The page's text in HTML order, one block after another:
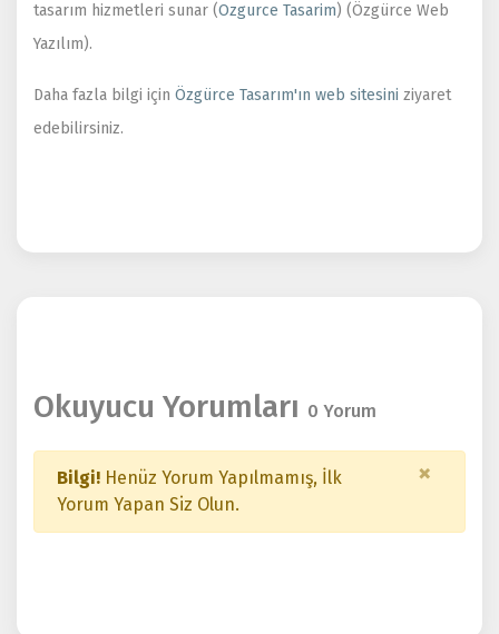
tasarım hizmetleri sunar​ (Ozgurce Tasarim) (Özgürce Web
Yazılım)​.
Daha fazla bilgi için Özgürce Tasarım'ın web sitesini ziyaret
edebilirsiniz.
Okuyucu Yorumları 0 Yorum
×
Bilgi! Henüz Yorum Yapılmamış, İlk
Yorum Yapan Siz Olun.